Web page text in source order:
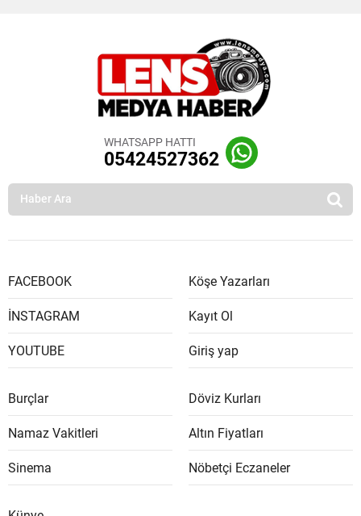
WHATSAPP HATTI
05424527362
FACEBOOK
İNSTAGRAM
YOUTUBE
Köşe Yazarları
Kayıt Ol
Giriş yap
Burçlar
Namaz Vakitleri
Sinema
Döviz Kurları
Altın Fiyatları
Nöbetçi Eczaneler